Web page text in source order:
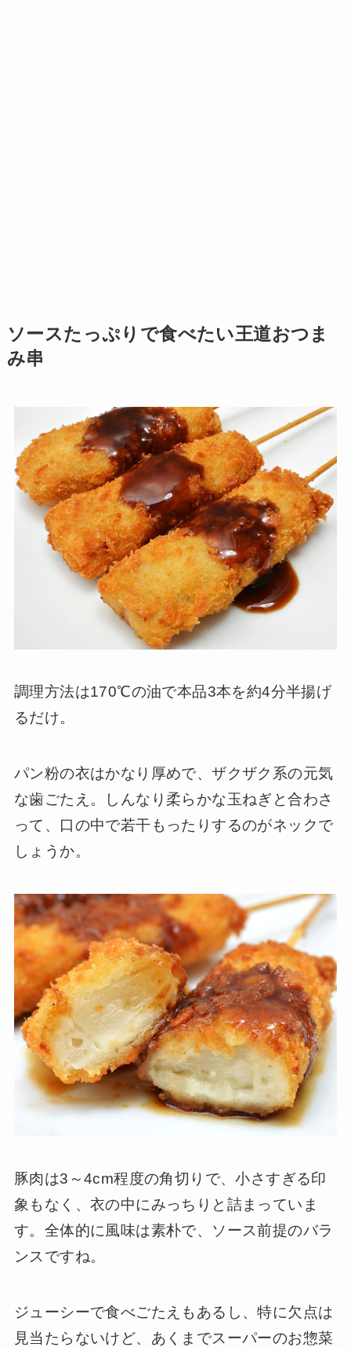
ソースたっぷりで食べたい王道おつま
み串
調理方法は170℃の油で本品3本を約4分半揚げ
るだけ。
パン粉の衣はかなり厚めで、ザクザク系の元気
な歯ごたえ。しんなり柔らかな玉ねぎと合わさ
って、口の中で若干もったりするのがネックで
しょうか。
豚肉は3～4cm程度の角切りで、小さすぎる印
象もなく、衣の中にみっちりと詰まっていま
す。全体的に風味は素朴で、ソース前提のバラ
ンスですね。
ジューシーで食べごたえもあるし、特に欠点は
見当たらないけど、あくまでスーパーのお惣菜